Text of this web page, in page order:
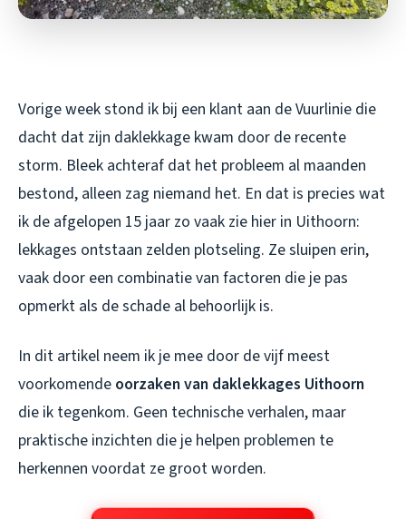
Vorige week stond ik bij een klant aan de Vuurlinie die
dacht dat zijn daklekkage kwam door de recente
storm. Bleek achteraf dat het probleem al maanden
bestond, alleen zag niemand het. En dat is precies wat
ik de afgelopen 15 jaar zo vaak zie hier in Uithoorn:
lekkages ontstaan zelden plotseling. Ze sluipen erin,
vaak door een combinatie van factoren die je pas
opmerkt als de schade al behoorlijk is.
In dit artikel neem ik je mee door de vijf meest
voorkomende oorzaken van daklekkages Uithoorn
die ik tegenkom. Geen technische verhalen, maar
praktische inzichten die je helpen problemen te
herkennen voordat ze groot worden.